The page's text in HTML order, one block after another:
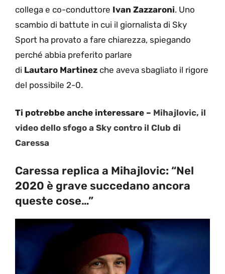
collega e co-conduttore Ivan Zazzaroni. Uno
scambio di battute in cui il giornalista di Sky
Sport ha provato a fare chiarezza, spiegando
perché abbia preferito parlare
di Lautaro Martinez che aveva sbagliato il rigore
del possibile 2-0.
Ti potrebbe anche interessare – Mihajlovic, il
video dello sfogo a Sky contro il Club di
Caressa
Caressa replica a Mihajlovic: “Nel
2020 è grave succedano ancora
queste cose…”